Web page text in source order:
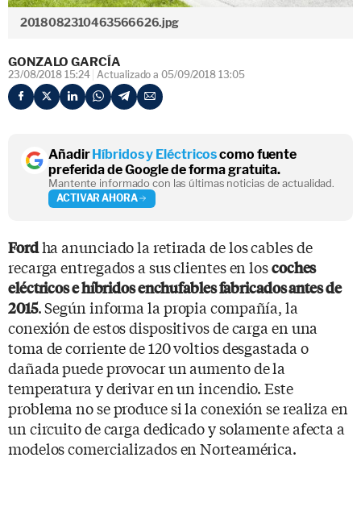
2018082310463566626.jpg
GONZALO GARCÍA
23/08/2018 15:24 Actualizado a 05/09/2018 13:05
AñadirHíbridos y Eléctricoscomo fuente
preferida de Google de forma gratuita.
Mantente informado con las últimas noticias de actualidad.
ACTIVAR AHORA
Fordha anunciado la retirada de los cables de
recarga entregados a sus clientes en loscoches
eléctricos e híbridos enchufables fabricados antes de
2015. Según informa la propia compañía, la
conexión de estos dispositivos de carga en una
toma de corriente de 120 voltios desgastada o
dañada puede provocar un aumento de la
temperatura y derivar en un incendio. Este
problema no se produce si la conexión se realiza en
un circuito de carga dedicado y solamente afecta a
modelos comercializados en Norteamérica.